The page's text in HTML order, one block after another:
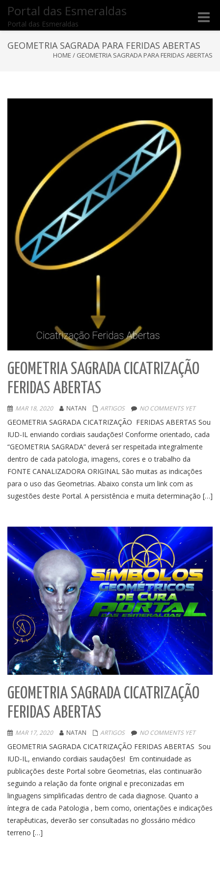
Portal das Esmeraldas
Portal das Esmeraldas
Toggle
GEOMETRIA SAGRADA PARA FERIDAS ABERTAS
HOME / GEOMETRIA SAGRADA PARA FERIDAS ABERTAS
GEOMETRIA SAGRADA CICATRIZAÇÃO
FERIDAS ABERTAS
MAR 18, 2020 NATAN ARTIGOS NO COMMENTS YET
GEOMETRIA SAGRADA CICATRIZAÇÃO FERIDAS ABERTAS Sou
IUD-IL enviando cordiais saudações! Conforme orientado, cada
“GEOMETRIA SAGRADA” deverá ser respeitada integralmente
dentro de cada patologia, imagens, cores e o trabalho da
FONTE CANALIZADORA ORIGINAL São muitas as indicações
para o uso das Geometrias. Abaixo consta um link com as
sugestões deste Portal. A persistência e muita determinação […]
GEOMETRIA SAGRADA CICATRIZAÇÃO
FERIDAS ABERTAS
MAR 17, 2020 NATAN ARTIGOS NO COMMENTS YET
GEOMETRIA SAGRADA CICATRIZAÇÃO FERIDAS ABERTAS Sou
IUD-IL, enviando cordiais saudações! Em continuidade as
publicações deste Portal sobre Geometrias, elas continuarão
seguindo a relação da fonte original e preconizadas em
linguagens simplificadas dentro de cada diagnose. Quanto a
íntegra de cada Patologia , bem como, orientações e indicações
terapêuticas, deverão ser consultadas no glossário médico
terreno […]